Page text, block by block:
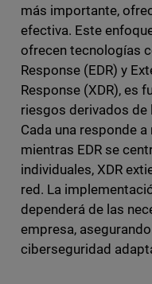
más importante,
efectiva. Este
ofrecen tecnologías
Response (EDR) y
Response (XDR), es
riesgos derivados
Cada una responde
mientras EDR se
individuales, XDR
red. La
dependerá de las
empresa,
ciberseguridad